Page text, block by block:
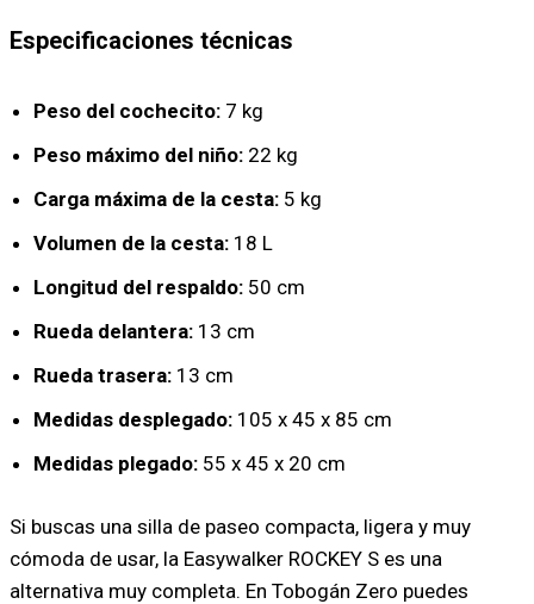
Especificaciones técnicas
Peso del cochecito: 7 kg
Peso máximo del niño: 22 kg
Carga máxima de la cesta: 5 kg
Volumen de la cesta: 18 L
Longitud del respaldo: 50 cm
Rueda delantera: 13 cm
Rueda trasera: 13 cm
Medidas desplegado: 105 x 45 x 85 cm
Medidas plegado: 55 x 45 x 20 cm
Si buscas una silla de paseo compacta, ligera y muy
cómoda de usar, la Easywalker ROCKEY S es una
alternativa muy completa. En Tobogán Zero puedes